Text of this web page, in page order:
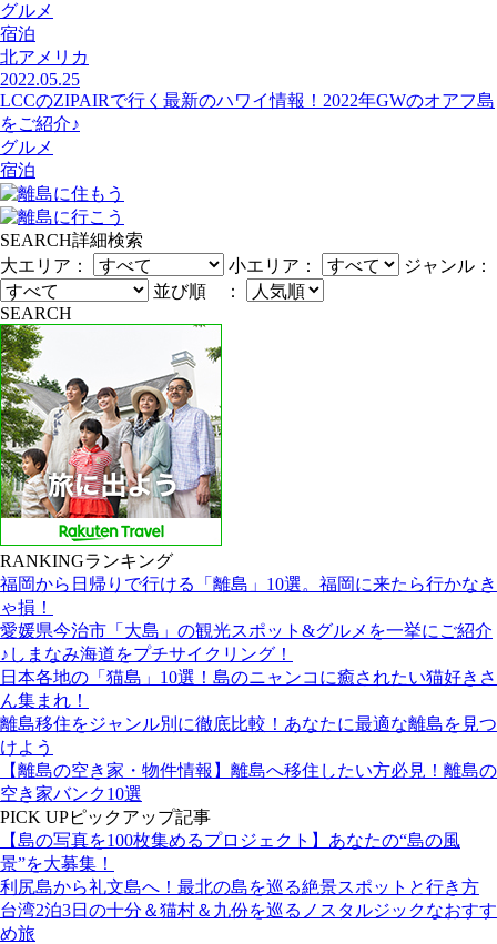
グルメ
宿泊
北アメリカ
2022.05.25
LCCのZIPAIRで行く最新のハワイ情報！2022年GWのオアフ島
をご紹介♪
グルメ
宿泊
SEARCH詳細検索
大エリア：
小エリア：
ジャンル：
並び順 ：
SEARCH
RANKINGランキング
福岡から日帰りで行ける「離島」10選。福岡に来たら行かなき
ゃ損！
愛媛県今治市「大島」の観光スポット&グルメを一挙にご紹介
♪しまなみ海道をプチサイクリング！
日本各地の「猫島」10選！島のニャンコに癒されたい猫好きさ
ん集まれ！
離島移住をジャンル別に徹底比較！あなたに最適な離島を見つ
けよう
【離島の空き家・物件情報】離島へ移住したい方必見！離島の
空き家バンク10選
PICK UPピックアップ記事
【島の写真を100枚集めるプロジェクト】あなたの“島の風
景”を大募集！
利尻島から礼文島へ！最北の島を巡る絶景スポットと行き方
台湾2泊3日の十分＆猫村＆九份を巡るノスタルジックなおすす
め旅